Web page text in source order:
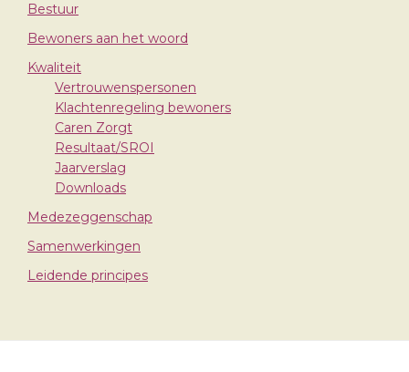
Bestuur
Bewoners aan het woord
Kwaliteit
Vertrouwenspersonen
Klachtenregeling bewoners
Caren Zorgt
Resultaat/SROI
Jaarverslag
Downloads
Medezeggenschap
Samenwerkingen
Leidende principes